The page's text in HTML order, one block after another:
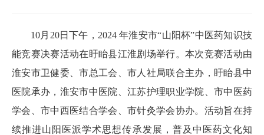
10月20日下午，2024 年淮安市“山阳杯”中医药知识技
能竞赛决赛活动在盱眙县江淮剧场举行。本次竞赛活动由
淮安市卫健委、市总工会、市人社局联合主办，盱眙县中
医院承办，淮安市中医院、江苏护理职业学院、市中医药
学会、市中西医结合学会、市针灸学会协办。活动旨在持
续推进山阳医派学术思想传承发展，普及中医药文化知